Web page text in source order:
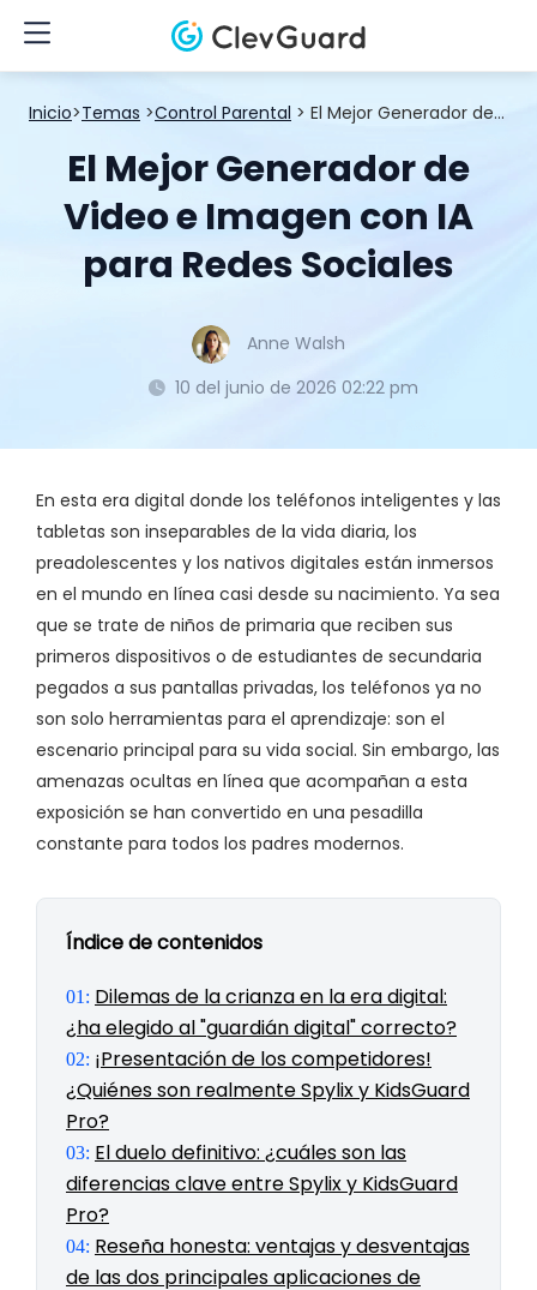
Inicio>Temas >Control Parental > El Mejor Generador de Video e Imagen con IA para Redes Sociales
El Mejor Generador de
Video e Imagen con IA
para Redes Sociales
Anne Walsh
10 del junio de 2026 02:22 pm
En esta era digital donde los teléfonos inteligentes y las
tabletas son inseparables de la vida diaria, los
preadolescentes y los nativos digitales están inmersos
en el mundo en línea casi desde su nacimiento. Ya sea
que se trate de niños de primaria que reciben sus
primeros dispositivos o de estudiantes de secundaria
pegados a sus pantallas privadas, los teléfonos ya no
son solo herramientas para el aprendizaje: son el
escenario principal para su vida social. Sin embargo, las
amenazas ocultas en línea que acompañan a esta
exposición se han convertido en una pesadilla
constante para todos los padres modernos.
Índice de contenidos
01: Dilemas de la crianza en la era digital:
¿ha elegido al "guardián digital" correcto?
02: ¡Presentación de los competidores!
¿Quiénes son realmente Spylix y KidsGuard
Pro?
03: El duelo definitivo: ¿cuáles son las
diferencias clave entre Spylix y KidsGuard
Pro?
04: Reseña honesta: ventajas y desventajas
de las dos principales aplicaciones de